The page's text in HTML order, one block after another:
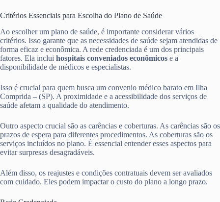
Critérios Essenciais para Escolha do Plano de Saúde
Ao escolher um plano de saúde, é importante considerar vários
critérios. Isso garante que as necessidades de saúde sejam atendidas de
forma eficaz e econômica. A rede credenciada é um dos principais
fatores. Ela inclui hospitais conveniados econômicos e a
disponibilidade de médicos e especialistas.
Isso é crucial para quem busca um convenio médico barato em Ilha
Comprida – (SP). A proximidade e a acessibilidade dos serviços de
saúde afetam a qualidade do atendimento.
Outro aspecto crucial são as carências e coberturas. As carências são os
prazos de espera para diferentes procedimentos. As coberturas são os
serviços incluídos no plano. É essencial entender esses aspectos para
evitar surpresas desagradáveis.
Além disso, os reajustes e condições contratuais devem ser avaliados
com cuidado. Eles podem impactar o custo do plano a longo prazo.